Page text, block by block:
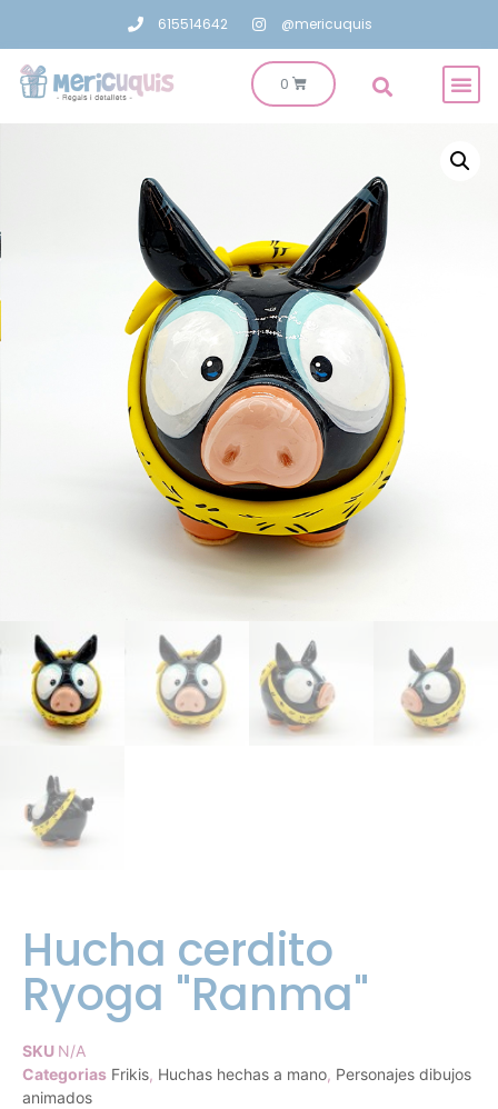
615514642 @mericuquis
Hucha cerdito
Ryoga "Ranma"
SKU N/A
Categorias Frikis, Huchas hechas a mano, Personajes dibujos
animados